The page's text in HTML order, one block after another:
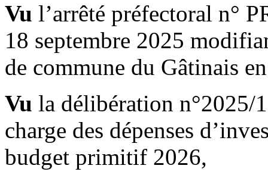
Vu l’arrêté préfectoral n°
18 septembre 2025
de commune du Gâtinais
Vu la délibération n°2025/
charge des dépenses
budget primitif 2026,